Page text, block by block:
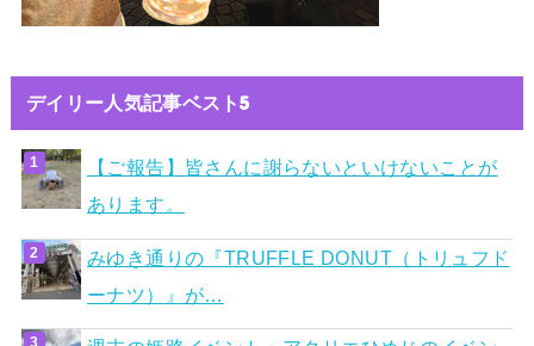
デイリー人気記事ベスト5
【ご報告】皆さんに謝らないといけないことが
あります。
みゆき通りの『TRUFFLE DONUT（トリュフド
ーナツ）』が…